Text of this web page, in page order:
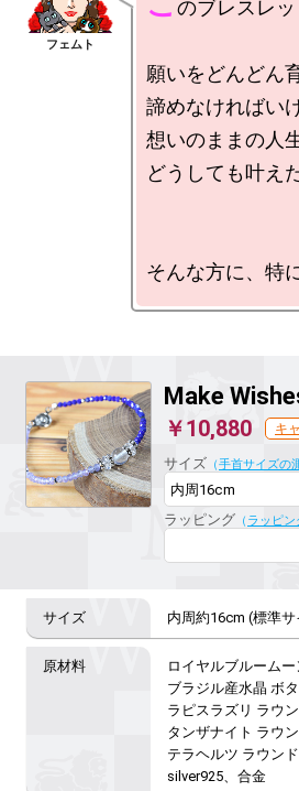
のブレスレッ
願いをどんどん
諦めなければい
想いのままの人
どうしても叶え
Make
￥10,880 キ
ラッピング対応
サイズ （手首サイズの
ラッピング （ ラッピン
内周約16cm (標準サ
ロイヤルブルーム
ブラジル産水晶 ボ
ラピスラズリ ラウ
タンザナイト ラウ
テラヘルツ ラウン
silver925、合金